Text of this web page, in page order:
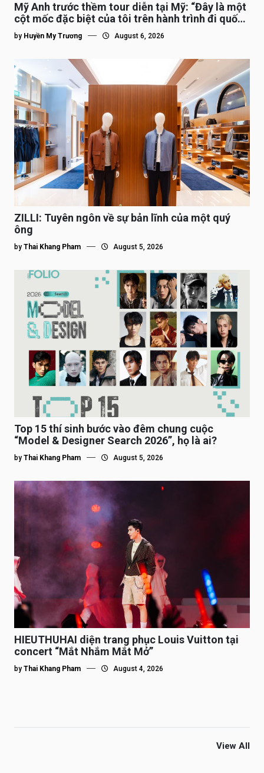
Mỹ Anh trước thềm tour diễn tại Mỹ: “Đây là một
cột mốc đặc biệt của tôi trên hành trình đi quốc
tế”
by Huyền My Trương August 6, 2026
ZILLI: Tuyên ngôn về sự bản lĩnh của một quý
ông
by Thai Khang Pham August 5, 2026
Top 15 thí sinh bước vào đêm chung cuộc
“Model & Designer Search 2026”, họ là ai?
by Thai Khang Pham August 5, 2026
HIEUTHUHAI diện trang phục Louis Vuitton tại
concert “Mắt Nhắm Mắt Mở”
by Thai Khang Pham August 4, 2026
View All